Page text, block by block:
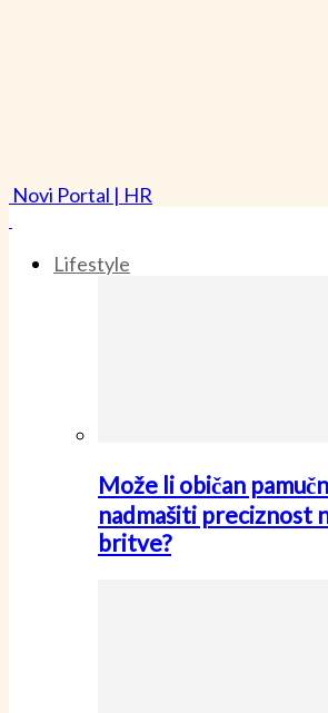
Novi Portal | HR
Lifestyle
Može li običan
nadmašiti preciznost
britve?